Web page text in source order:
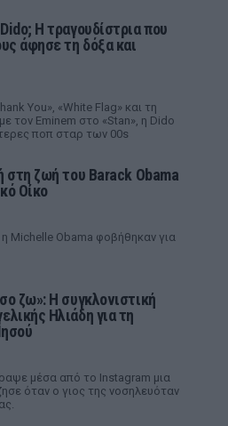
Η τραγουδίστρια που
άφησε τη δόξα και
You», «White Flag» και τη
τον Eminem στο «Stan», η Dido
ποπ σταρ των 00s
στη ζωή του Barack Obama
Οίκο
Michelle Obama φοβήθηκαν για
ζω»: Η συγκλονιστική
Ηλιάδη για τη
μέσα από το Instagram μια
όταν ο γιος της νοσηλευόταν